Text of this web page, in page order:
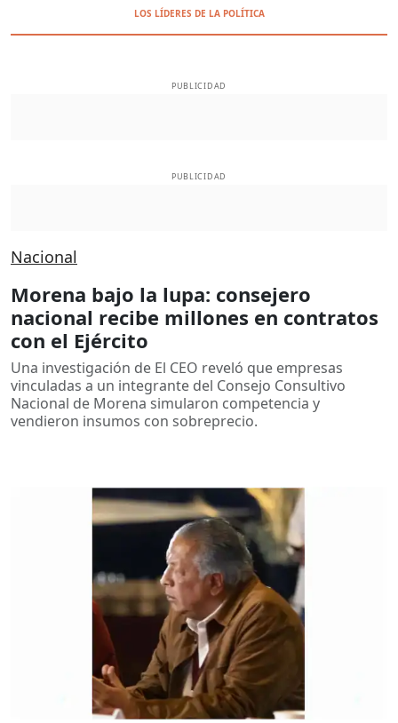
LOS LÍDERES DE LA POLÍTICA
PUBLICIDAD
PUBLICIDAD
Nacional
Morena bajo la lupa: consejero
nacional recibe millones en contratos
con el Ejército
Una investigación de El CEO reveló que empresas
vinculadas a un integrante del Consejo Consultivo
Nacional de Morena simularon competencia y
vendieron insumos con sobreprecio.